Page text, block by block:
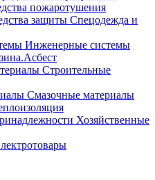
пожаротушения
Спецодежда и
Инженерные системы
Строительные
Смазочные материалы
Хозяйственные